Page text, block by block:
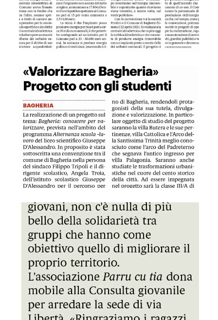
GDS 08/04/2023 Progetto con gli studenti
GDS 08/04/2023 Associazione dona mobili alla Consulta